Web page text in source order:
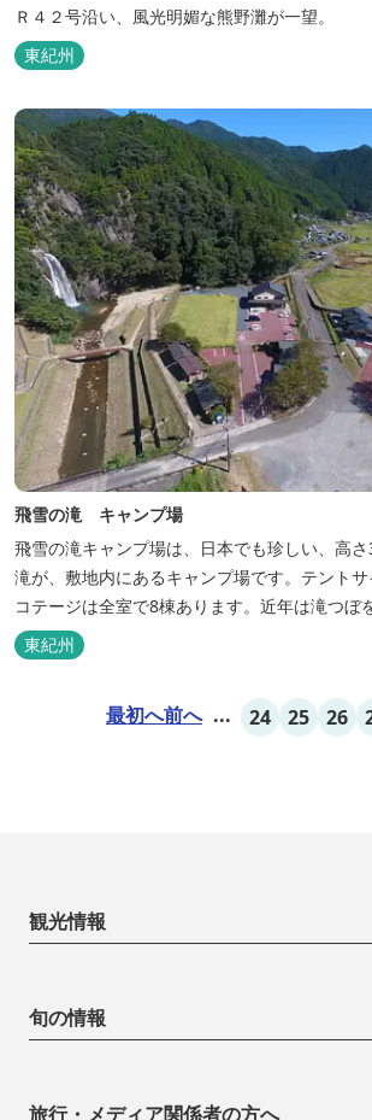
Ｒ４２号沿い、風光明媚な熊野灘が一望。
東紀州
飛雪の滝 キャンプ場
飛雪の滝キャンプ場は、日本でも珍しい、高
滝が、敷地内にあるキャンプ場です。テントサ
コテージは全室で8棟あります。近年は滝つぼ
ナが人気です。
東紀州
最初へ前へ ... 24 25 26
観光情報
旬の情報
旅行・メディア関係者の方へ